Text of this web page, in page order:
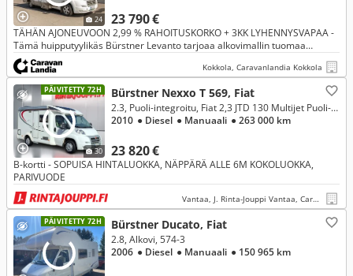
24 23 790 €
TÄHÄN AJONEUVOON 2,99 % RAHOITUSKORKO + 3KK LYHENNYSVAPAA -
Tämä huipputyylikäs Bürstner Levanto tarjoaa alkovimallin tuomaa
poikkeuksellista tilantunnetta ja väljyyttä, tehden matkustamisesta ja yhde
Kokkola, Caravanlandia Kokkola
PÄIVITETTY 72H
30
Bürstner Nexxo T 569, Fiat
23 820 €
2.3, Puoli-integroitu, Fiat 2,3 JTD 130 Multijet Puoli-integroitu
2010 ● Diesel ● Manuaali ● 263 000 km
B-kortti - SOPUISA HINTALUOKKA, NÄPPÄRÄ ALLE 6M KOKOLUOKKA,
PARIVUODE
Vantaa, J. Rinta-Jouppi Vantaa, Caravan
PÄIVITETTY 72H Bürstner Ducato, Fiat
2.8, Alkovi, 574-3
2006 ● Diesel ● Manuaali ● 150 965 km